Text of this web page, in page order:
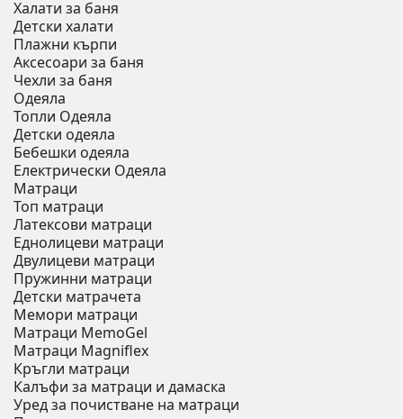
Халати за баня
Детски халати
Плажни кърпи
Аксесоари за баня
Чехли за баня
Одеяла
Топли Одеяла
Детски одеяла
Бебешки одеяла
Електрически Одеяла
Матраци
Топ матраци
Латексови матраци
Еднолицеви матраци
Двулицеви матраци
Пружинни матраци
Детски матрачета
Мемори матраци
Mатраци MemoGel
Матраци Мagniflex
Кръгли матраци
Калъфи за матраци и дамаска
Уред за почистване на матраци